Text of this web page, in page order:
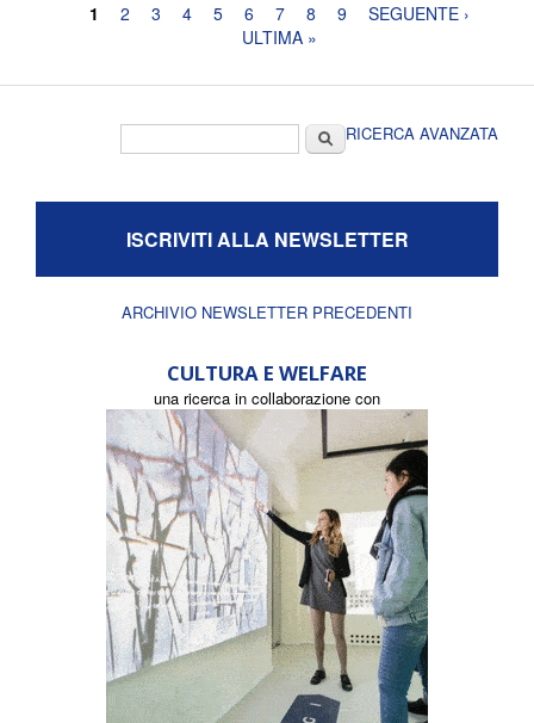
Pagine
1 2 3 4 5 6 7 8 9
SEGUENTE ›
ULTIMA »
CercaRICERCA AVANZATA
ISCRIVITI ALLA NEWSLETTER
ARCHIVIO NEWSLETTER PRECEDENTI
CULTURA E WELFARE
una ricerca in collaborazione con